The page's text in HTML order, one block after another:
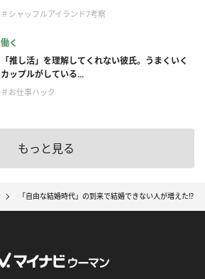
＃シャッフルアイランド7考察
働く
「推し活」を理解してくれない彼氏。うまくいく
カップルがしている...
＃お仕事ハック
もっと見る
「自由な結婚時代」の到来で結婚できない人が増えた⁉